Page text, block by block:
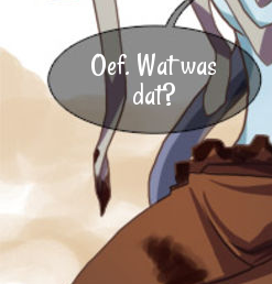
Oef. Wat was
dat?